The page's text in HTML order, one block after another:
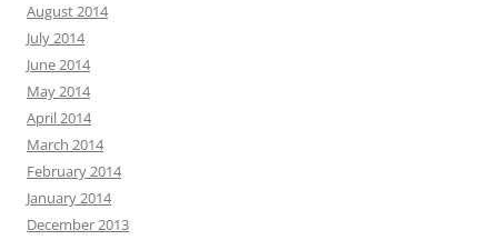
August 2014
July 2014
June 2014
May 2014
April 2014
March 2014
February 2014
January 2014
December 2013